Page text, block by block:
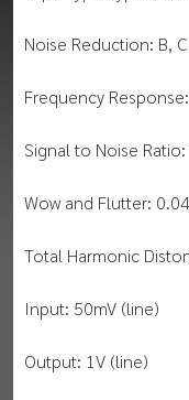
Noise Reduction: B, C
Frequency
Signal to Noise
Wow and Flutter:
Total Harmonic
Input: 50mV (line)
Output: 1V (line)